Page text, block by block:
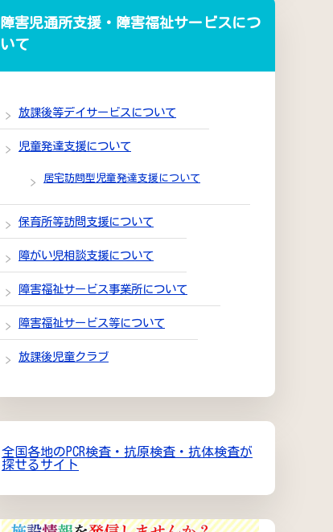
障害児通所支援・障害福祉サービスにつ
いて
放課後等デイサービスについて
児童発達支援について
居宅訪問型児童発達支援について
保育所等訪問支援について
障がい児相談支援について
障害福祉サービス事業所について
障害福祉サービス等について
放課後児童クラブ
全国各地のPCR検査・抗原検査・抗体検査が
探せるサイト